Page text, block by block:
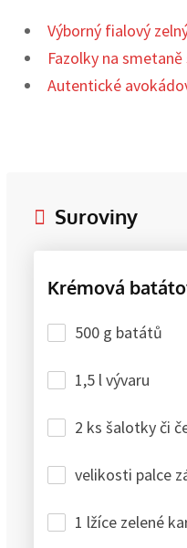
Výborný fialový
Fazolky na
Autentické
Suroviny
Krémová
500 g batátů
1,5 l vývaru
2 ks šalotky či
velikosti palce
1 lžíce zelené